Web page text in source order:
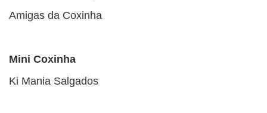
Amigas da Coxinha
Mini Coxinha
Ki Mania Salgados